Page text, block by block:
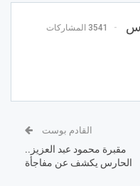
3541 المشاركات
القادم بوست
مقبرة محمود عبد العزيز..
الحارس يكشف عن مفاجأة